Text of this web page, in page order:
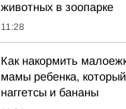
животных в зоопарке
11:28
Как накормить
мамы ребенка,
наггетсы и бананы